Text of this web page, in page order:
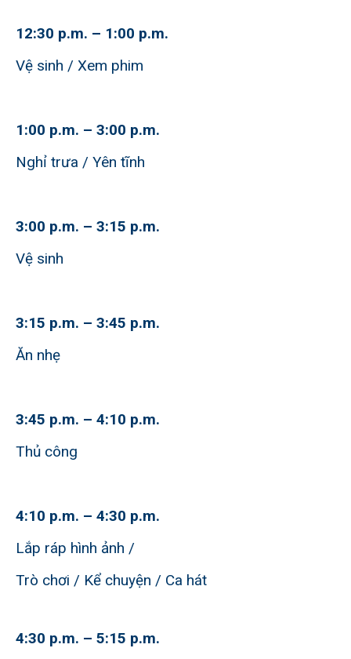
12:30 p.m. – 1:00 p.m.
Vệ sinh / Xem phim
1:00 p.m. – 3:00 p.m.
Nghỉ trưa / Yên tĩnh
3:00 p.m. – 3:15 p.m.
Vệ sinh
3:15 p.m. – 3:45 p.m.
Ăn nhẹ
3:45 p.m. – 4:10 p.m.
Thủ công
4:10 p.m. – 4:30 p.m.
Lắp ráp hình ảnh /
Trò chơi / Kể chuyện / Ca hát
4:30 p.m. – 5:15 p.m.